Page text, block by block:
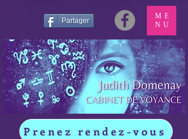
Partager
Prenez rendez-vous
ME
NU